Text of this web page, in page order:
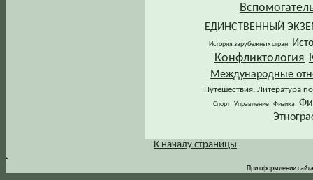
ЕДИНСТВЕННЫЙ
История зарубежных стран
Конфликтология
Международные
Путешествия. Литература
Спорт Управление Физика
.
К началу страницы
При оформлении